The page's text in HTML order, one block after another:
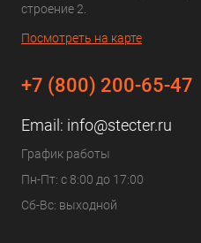
строение 2.
Посмотреть на карте
+7 (800) 200-65-47
Email: info@stecter.ru
График работы
Пн-Пт: с 8:00 до 17:00
Сб-Вс: выходной